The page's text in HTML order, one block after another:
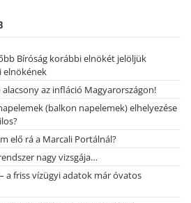
Bíróság korábbi elnökét jelöljük
elnökének
az infláció Magyarországon!
(balkon napelemek) elhelyezése
elő rá a Marcali Portálnál?
nagy vizsgája…
a friss vízügyi adatok már óvatos